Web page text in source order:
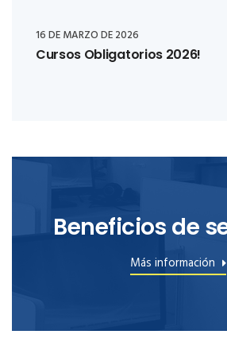
16 DE MARZO DE 2026
Cursos Obligatorios 2026!
Beneficios de
Más información